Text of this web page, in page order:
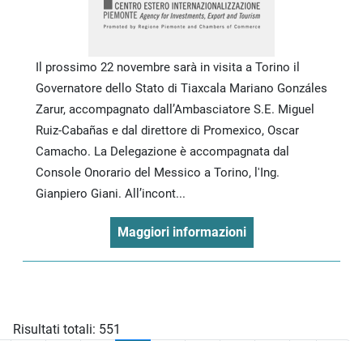
Il prossimo 22 novembre sarà in visita a Torino il
Governatore dello Stato di Tiaxcala Mariano Gonzáles
Zarur, accompagnato dall’Ambasciatore S.E. Miguel
Ruiz-Cabañas e dal direttore di Promexico, Oscar
Camacho. La Delegazione è accompagnata dal
Console Onorario del Messico a Torino, l'Ing.
Gianpiero Giani. All’incont...
Maggiori informazioni
Risultati totali: 551